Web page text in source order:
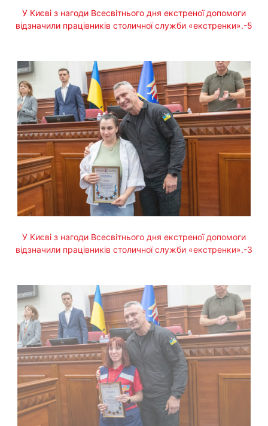
У Києві з нагоди Всесвітнього дня екстреної допомоги
відзначили працівників столичної служби «екстренки».-5
У Києві з нагоди Всесвітнього дня екстреної допомоги
відзначили працівників столичної служби «екстренки».-3